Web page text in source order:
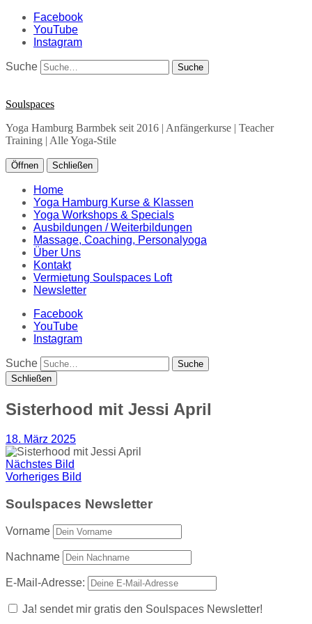
Facebook
YouTube
Instagram
Suche
Soulspaces
Yoga Hamburg Barmbek seit 2016 | Anfängerkurse | Teacher
Training | Alle Yoga-Stile
Öffnen Schließen
Home
Yoga Hamburg Kurse & Klassen
Yoga Workshops & Specials
Ausbildungen / Weiterbildungen
Massage, Coaching, Personalyoga
Über Uns
Kontakt
Vermietung Soulspaces Loft
Newsletter
Facebook
YouTube
Instagram
Suche
Schließen
Sisterhood mit Jessi April
18. März 2025
Nächstes Bild
Vorheriges Bild
Soulspaces Newsletter
Vorname
Nachname
E-Mail-Adresse:
Ja! sendet mir gratis den Soulspaces Newsletter!